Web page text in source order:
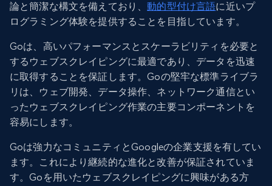
論と簡潔な構文を備えており、動的型付け言語に近いプ
ログラミング体験を提供することを目指しています。
Goは、高いパフォーマンスとスケーラビリティを必要と
するウェブスクレイピングに最適であり、データを迅速
に取得することを保証します。Goの堅牢な標準ライブラ
リは、ウェブ開発、データ操作、ネットワーク通信とい
ったウェブスクレイピング作業の主要コンポーネントを
容易にします。
Goは強力なコミュニティとGoogleの企業支援を有してい
ます。これにより継続的な進化と改善が保証されていま
す。Goを用いたウェブスクレイピングに興味がある方